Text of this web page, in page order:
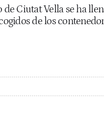
Ciutat Vella se ha
de los